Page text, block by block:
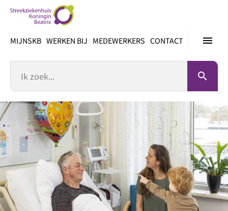
inhoud
menu
MIJNSKB WERKEN BIJ MEDEWERKERS CONTACT
search